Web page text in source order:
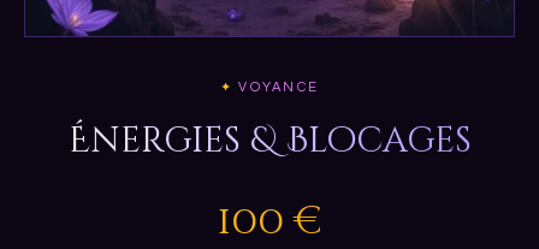
VOYANCE
Énergies & Blocages
100 €